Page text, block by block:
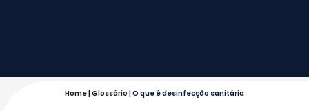
Home Glossário O que é desinfecção sanitária